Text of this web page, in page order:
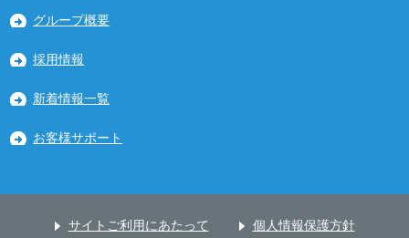
グループ概要
採用情報
新着情報一覧
お客様サポート
サイトご利用にあたって 個人情報保護方針